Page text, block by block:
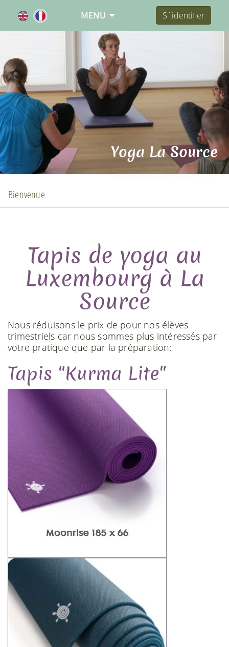
MENU S`identifier
Yoga La Source
Bienvenue
Tapis de yoga au
Luxembourg à La
Source
Nous réduisons le prix de pour nos élèves
trimestriels car nous sommes plus intéressés par
votre pratique que par la préparation:
Tapis "Kurma Lite"